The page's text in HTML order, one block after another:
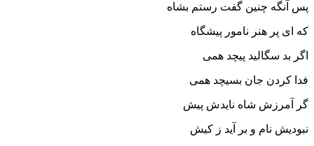
پس آنگه چنین گفت رستم بشاه
که اى پر هنر نامور پیشگاه‏
اگر بد سگالید پیچد همى
فدا کردن جان بسیچد همى‏
گر آمرزش شاه نایدش پیش
نبودیش نام و بر آید ز کیش‏